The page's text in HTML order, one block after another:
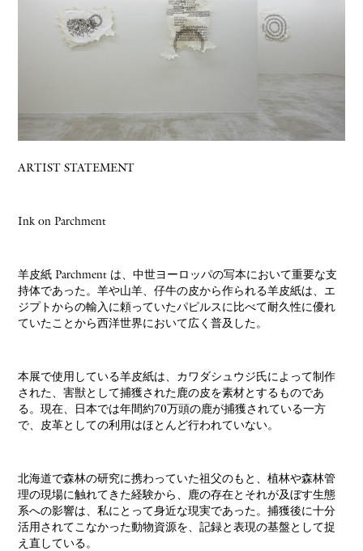
ARTIST STATEMENT
Ink on Parchment
羊皮紙 Parchment は、中世ヨーロッパの写本において重要な支
持体であった。羊や山羊、仔牛の皮から作られる羊皮紙は、エ
ジプトからの輸入に頼っていたパピルスに比べて耐久性に優れ
ていたことから西洋世界において広く普及した。
本展で使用している羊皮紙は、カワダシュウジ氏によって制作
された、害獣として捕獲された鹿の皮を素材とするものであ
る。現在、日本では年間約70万頭の鹿が捕獲されている一方
で、皮革としての利用はほとんど行われていない。
北海道で森林の研究に携わっていた祖父のもと、植林や森林管
理の現場に触れてきた経験から、鹿の存在とそれが及ぼす生態
系への影響は、私にとって身近な現実であった。捕獲後に十分
活用されてこなかった動物資源を、記録と表現の基盤として捉
え直している。